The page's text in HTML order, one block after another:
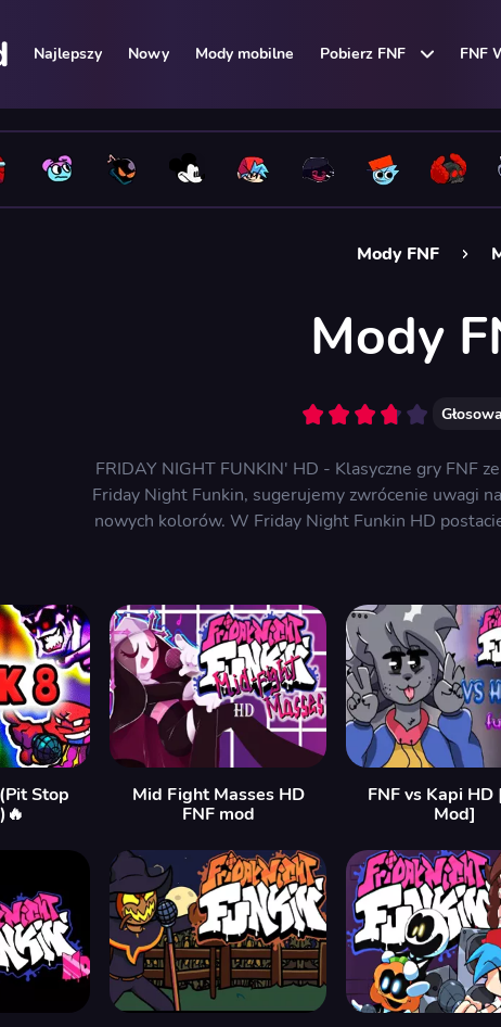
Najlepszy Nowy Mody mobilne Pobierz FNF FNF
Mody FNF
Mody
FRIDAY NIGHT FUNKIN' HD - Klasyczne gry FNF
Friday Night Funkin, sugerujemy zwrócenie uwagi
nowych kolorów. W Friday Night Funkin HD
Stop
Mid Fight Masses HD
FNF mod
FNF vs Kapi HD
Mod]